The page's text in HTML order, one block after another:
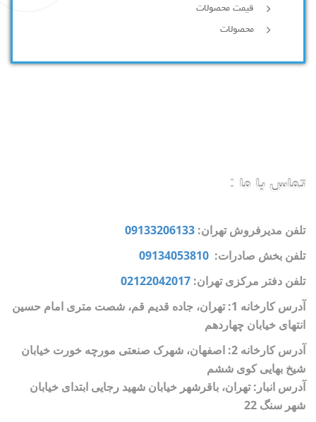
قیمت محصولات
محصولات
تماس با ما :
تلفن مدیرفروش تهران: 09133206133
تلفن بخش صادرات: 09134053810
تلفن دفتر مرکزی تهران: 02122042017
آدرس کارخانه 1: تهران، جاده قدیم قم، شصت متری امام حسین
انتهای خیابان چهاردهم
آدرس کارخانه 2: اصفهان، شهرک صنعتی مورچه خورت خیابان
شیخ بهایی کوی ششم
آدرس انبار: تهران، باقرشهر خیابان شهید رجایی ابتدای خیابان
شهر سنگ 22